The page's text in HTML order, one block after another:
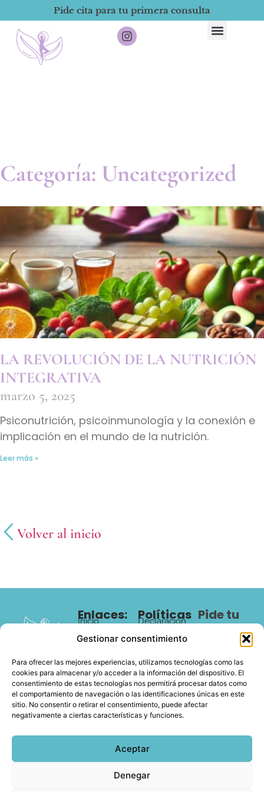
Gestionar consentimiento
Para ofrecer las mejores experiencias, utilizamos tecnologías como las
cookies para almacenar y/o acceder a la información del dispositivo. El
consentimiento de estas tecnologías nos permitirá procesar datos como
el comportamiento de navegación o las identificaciones únicas en este
sitio. No consentir o retirar el consentimiento, puede afectar
negativamente a ciertas características y funciones.
Aceptar
Denegar
Pide cita para tu primera consulta
Categoría: Uncategorized
LA REVOLUCIÓN DE LA NUTRICIÓN
INTEGRATIVA
marzo 5, 2025
Psiconutrición, psicoinmunología y la conexión e
implicación en el mundo de la nutrición.
Leer más »
Volver al inicio
am.martin.nutricion@gmail.com
@albamartinutri
655 61
Enlaces:
Inicio
Conocéme
Citas
Recursos
Gratuitos
Contacto
Políticas
Declaración
Política de
privacidad
Aviso legal
Pide tu
© Copyright 2025 Alba Martín Nutrición | Desarrollado por
Altare Servicios Profesionales